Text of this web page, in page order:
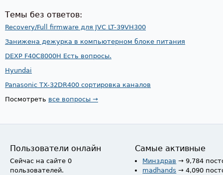
Темы без ответов:
Recovery/Full firmware для JVC LT-39VH300
Занижена дежурка в компьютерном блоке питания
DEXP F40C8000H Есть вопросы.
Hyundai
Panasonic TX-32DR400 сортировка каналов
Посмотреть все вопросы →
Пользователи онлайн
Сейчас на сайте 0
пользователей.
Самые активные
Минздрав → 9,784
madhands → 4,090